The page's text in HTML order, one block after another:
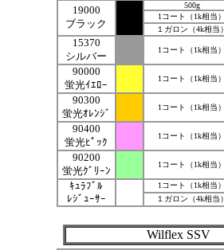
19000
ブラック
500g
1コート（1k相当）
１ガロン（4k相当）
15370
シルバー
1コート（1k相当）
90000
蛍光ｲｴﾛｰ
1コート（1k相当）
90300
蛍光ｵﾚﾝｼﾞ
1コート（1k相当）
90400
蛍光ﾋﾟｯｸ
1コート（1k相当）
90200
蛍光ｸﾞﾘｰﾝ
1コート（1k相当）
ｷｭﾗﾌﾞﾙ
ﾚｼﾞｭｰｻｰ
1コート（1k相当）
１ガロン（4k相当）
Wilflex SSV